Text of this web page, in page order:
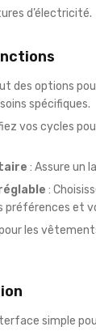
d’électricité.
des options
spécifiques.
vos cycles
: Assure un
:
préférences et
les
simple